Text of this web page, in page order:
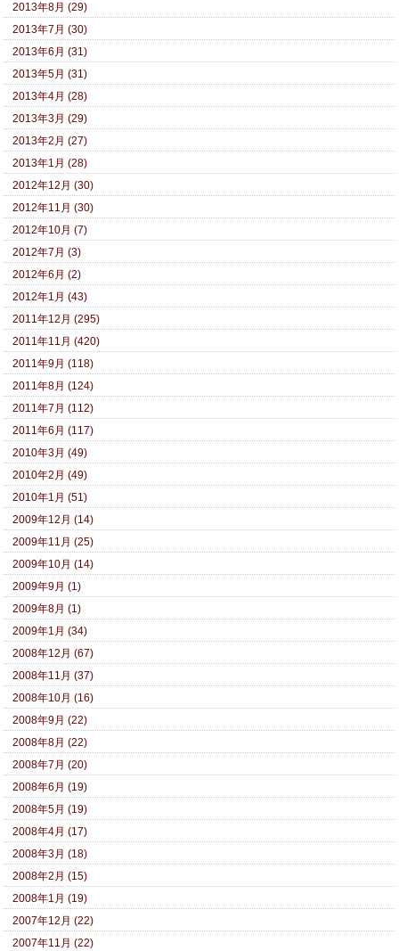
2013年8月 (29)
2013年7月 (30)
2013年6月 (31)
2013年5月 (31)
2013年4月 (28)
2013年3月 (29)
2013年2月 (27)
2013年1月 (28)
2012年12月 (30)
2012年11月 (30)
2012年10月 (7)
2012年7月 (3)
2012年6月 (2)
2012年1月 (43)
2011年12月 (295)
2011年11月 (420)
2011年9月 (118)
2011年8月 (124)
2011年7月 (112)
2011年6月 (117)
2010年3月 (49)
2010年2月 (49)
2010年1月 (51)
2009年12月 (14)
2009年11月 (25)
2009年10月 (14)
2009年9月 (1)
2009年8月 (1)
2009年1月 (34)
2008年12月 (67)
2008年11月 (37)
2008年10月 (16)
2008年9月 (22)
2008年8月 (22)
2008年7月 (20)
2008年6月 (19)
2008年5月 (19)
2008年4月 (17)
2008年3月 (18)
2008年2月 (15)
2008年1月 (19)
2007年12月 (22)
2007年11月 (22)